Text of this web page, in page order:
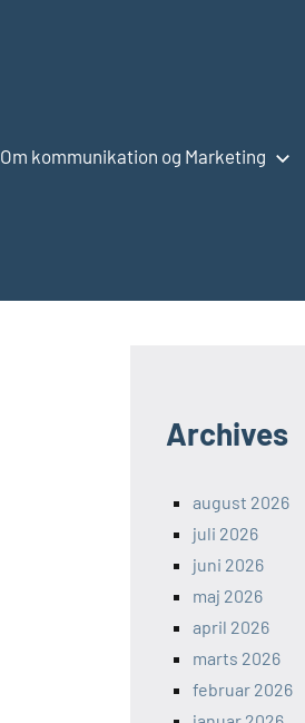
Om kommunikation og Marketing
Archives
august 2026
juli 2026
juni 2026
maj 2026
april 2026
marts 2026
februar 2026